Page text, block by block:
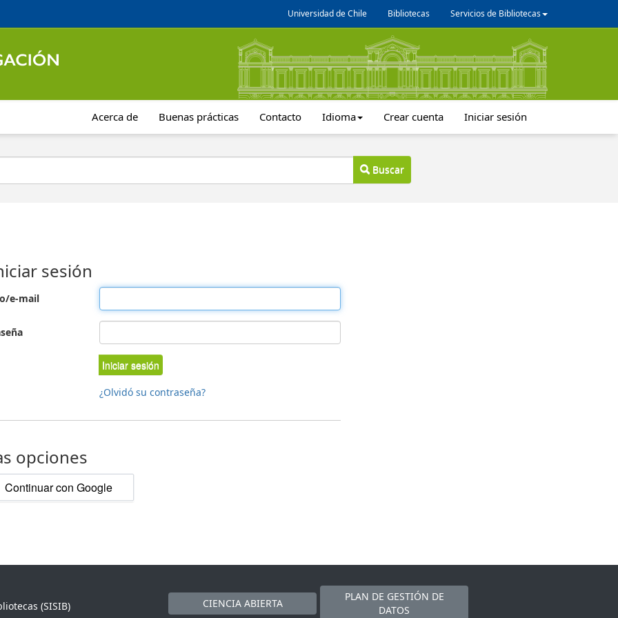
Universidad de Chile Bibliotecas Servicios de Bibliotecas
Acerca de Buenas prácticas Contacto Idioma Crear cuenta Iniciar sesión
Buscar
sesión
e-mail
Iniciar sesión
¿Olvidó su contraseña?
opciones
Continuar con Google
(SISIB)
CIENCIA ABIERTA
PLAN DE GESTIÓN DE
DATOS